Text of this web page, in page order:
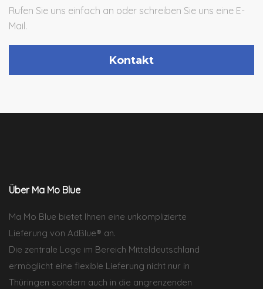
Rufen Sie uns einfach an oder schreiben Sie uns eine E-
Mail.
Kontakt
Über Ma Mo Blue
Ma Mo Blue bietet Ihnen eine unkomplizierte
Lieferung von AdBlue® an.
Die zentrale Lage im Bereich Mitteldeutschland
ermöglicht eine flexible Lieferung nicht nur in
Thüringen sondern auch in die angrenzenden